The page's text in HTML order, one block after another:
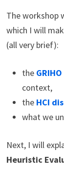
The workshop
which I will
(all very brief):
the
context,
the HCI
what we
Next, I will
Heuristic